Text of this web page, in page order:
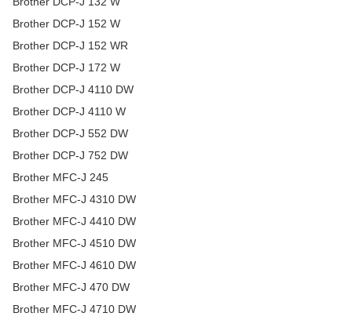
Brother DCP-J 152 W
Brother DCP-J 152 WR
Brother DCP-J 172 W
Brother DCP-J 4110 DW
Brother DCP-J 4110 W
Brother DCP-J 552 DW
Brother DCP-J 752 DW
Brother MFC-J 245
Brother MFC-J 4310 DW
Brother MFC-J 4410 DW
Brother MFC-J 4510 DW
Brother MFC-J 4610 DW
Brother MFC-J 470 DW
Brother MFC-J 4710 DW